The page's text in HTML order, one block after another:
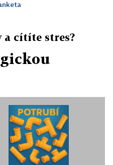
a cítíte stres?